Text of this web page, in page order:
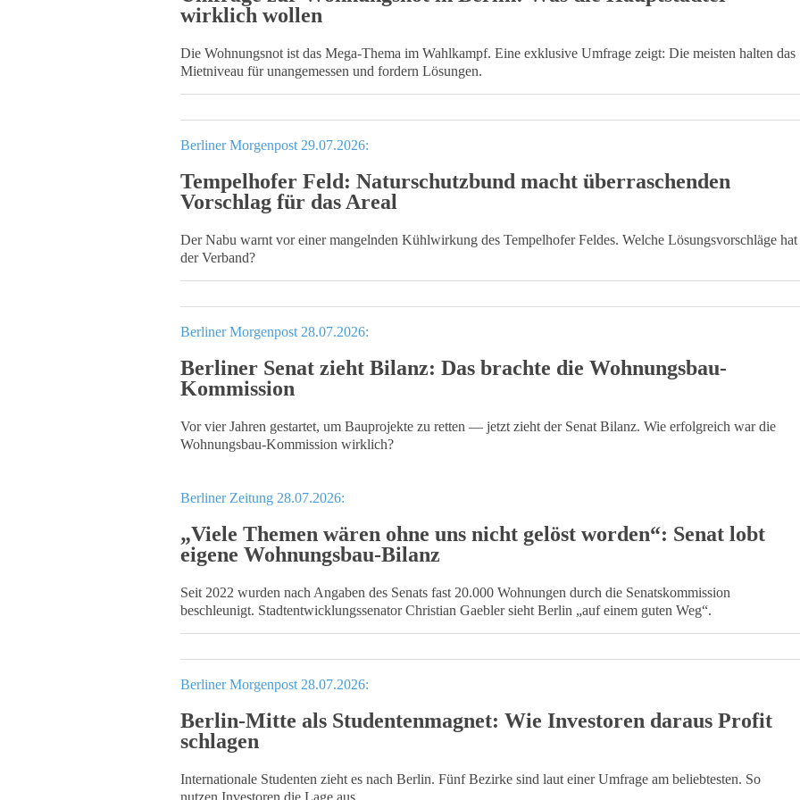
wirklich wollen
Die Wohnungsnot ist das Mega-Thema im Wahlkampf. Eine exklusive Umfrage zeigt: Die meisten halten das
Mietniveau für unangemessen und fordern Lösungen.
Berliner Morgenpost 29.07.2026:
Tempelhofer Feld: Naturschutzbund macht überraschenden
Vorschlag für das Areal
Der Nabu warnt vor einer mangelnden Kühlwirkung des Tempelhofer Feldes. Welche Lösungsvorschläge hat
der Verband?
Berliner Morgenpost 28.07.2026:
Berliner Senat zieht Bilanz: Das brachte die Wohnungsbau-
Kommission
Vor vier Jahren gestartet, um Bauprojekte zu retten — jetzt zieht der Senat Bilanz. Wie erfolgreich war die
Wohnungsbau-Kommission wirklich?
Berliner Zeitung 28.07.2026:
„Viele Themen wären ohne uns nicht gelöst worden“: Senat lobt
eigene Wohnungsbau-Bilanz
Seit 2022 wurden nach Angaben des Senats fast 20.000 Wohnungen durch die Senatskommission
beschleunigt. Stadtentwicklungssenator Christian Gaebler sieht Berlin „auf einem guten Weg“.
Berliner Morgenpost 28.07.2026:
Berlin-Mitte als Studentenmagnet: Wie Investoren daraus Profit
schlagen
Internationale Studenten zieht es nach Berlin. Fünf Bezirke sind laut einer Umfrage am beliebtesten. So
nutzen Investoren die Lage aus.